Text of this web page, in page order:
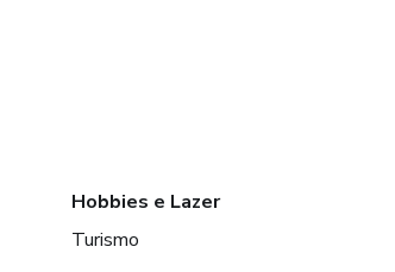
Hobbies e Lazer
Turismo